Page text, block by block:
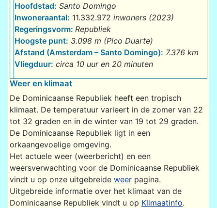
Hoofdstad: Santo Domingo
Inwoneraantal: 11.332.972 inwoners (2023)
Regeringsvorm: Republiek
Hoogste punt: 3.098 m (Pico Duarte)
Afstand (Amsterdam – Santo Domingo): 7.376 km
Vliegduur: circa 10 uur en 20 minuten
Weer en klimaat
De Dominicaanse Republiek heeft een tropisch
klimaat. De temperatuur varieert in de zomer van 22
tot 32 graden en in de winter van 19 tot 29 graden.
De Dominicaanse Republiek ligt in een
orkaangevoelige omgeving.
Het actuele weer (weerbericht) en een
weersverwachting voor de Dominicaanse Republiek
vindt u op onze uitgebreide weer pagina.
Uitgebreide informatie over het klimaat van de
Dominicaanse Republiek vindt u op Klimaatinfo.